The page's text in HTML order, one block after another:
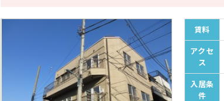
賃料
アクセ
ス
入居条
件